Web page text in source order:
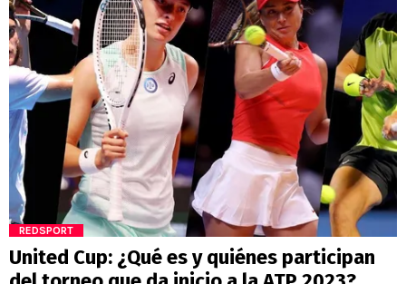
REDSPORT
United Cup: ¿Qué es y quiénes participan